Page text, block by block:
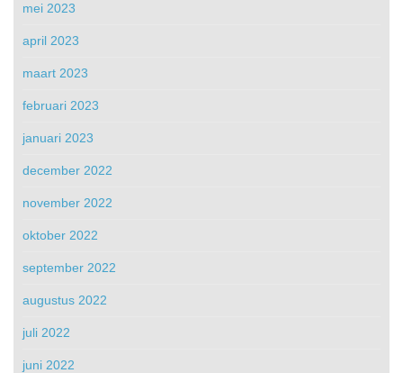
mei 2023
april 2023
maart 2023
februari 2023
januari 2023
december 2022
november 2022
oktober 2022
september 2022
augustus 2022
juli 2022
juni 2022